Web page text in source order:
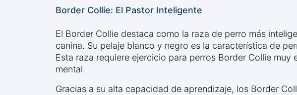
Border Collie: El Pastor Inteligente
El Border Collie destaca como la raza de perro más
canina. Su pelaje blanco y negro es la característica de
Esta raza requiere ejercicio para perros Border Collie
mental.
Gracias a su alta capacidad de aprendizaje, los Border